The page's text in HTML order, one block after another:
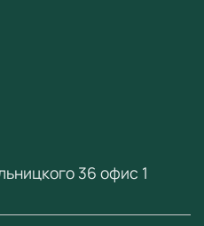
по подбору оборудования
«под ключ»
предложения
поставщик
36 офис 1